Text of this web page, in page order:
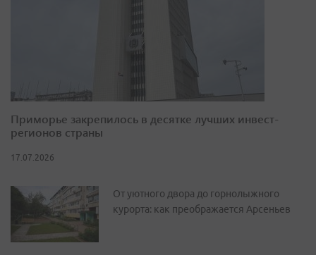
Приморье закрепилось в десятке лучших инвест-
регионов страны
17.07.2026
От уютного двора до горнолыжного
курорта: как преображается Арсеньев